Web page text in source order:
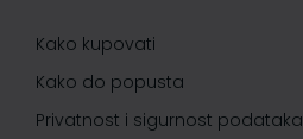
Kako kupovati
Kako do popusta
Privatnost i sigurnost podataka